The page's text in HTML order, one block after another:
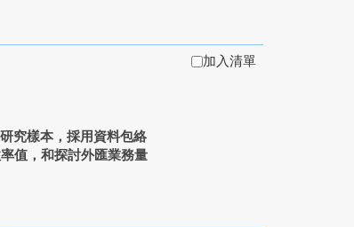
究樣本，採用資料包絡
值，和探討外匯業務量
加入清單